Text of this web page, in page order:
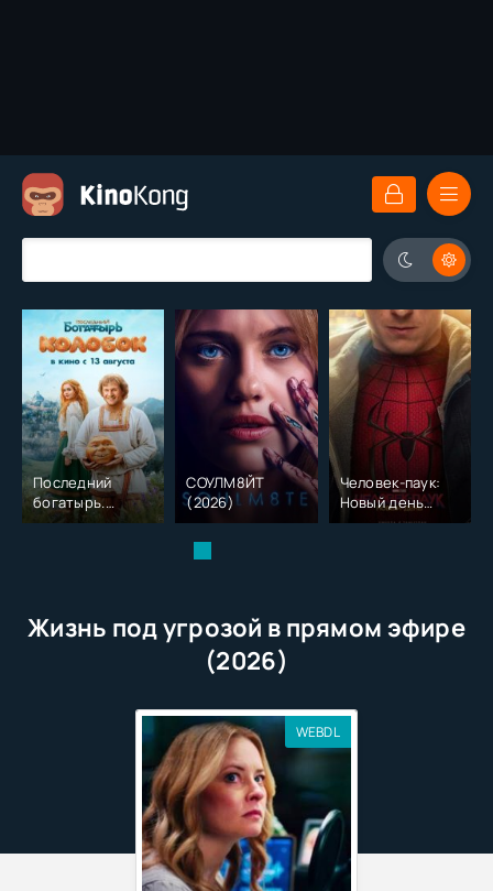
Последний
богатырь.
Колобок (2026)
СОУЛМ8ЙТ
(2026)
Человек-паук:
Новый день
(2026)
Жизнь под угрозой в прямом эфире
(2026)
WEBDL